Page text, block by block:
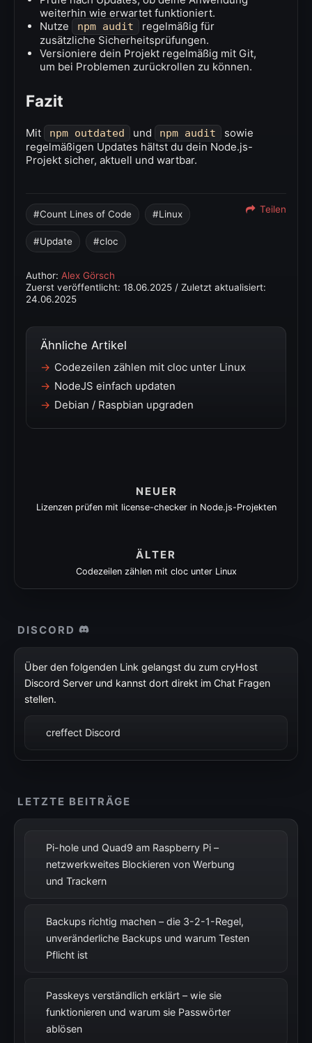
weiterhin wie erwartet funktioniert.
Nutze
npm audit
regelmäßig für
zusätzliche Sicherheitsprüfungen.
Versioniere dein Projekt regelmäßig mit Git,
um bei Problemen zurückrollen zu können.
Fazit
Mit npm outdated und npm audit
sowie
regelmäßigen Updates hältst du dein Node.js-
Projekt sicher, aktuell und wartbar.
Teilen
Count Lines of Code Linux
Update cloc
Author: Alex Görsch
Zuerst veröffentlicht: 18.06.2025 / Zuletzt aktualisiert:
24.06.2025
Ähnliche Artikel
Codezeilen zählen mit cloc unter Linux
NodeJS einfach updaten
Debian / Raspbian upgraden
NEUER
Lizenzen prüfen mit license-checker in Node.js-Projekten
ÄLTER
Codezeilen zählen mit cloc unter Linux
DISCORD
Über den folgenden Link gelangst du zum cryHost
Discord Server und kannst dort direkt im Chat Fragen
stellen.
creffect Discord
LETZTE BEITRÄGE
Pi-hole und Quad9 am Raspberry Pi –
netzwerkweites Blockieren von Werbung
und Trackern
Backups richtig machen – die 3-2-1-Regel,
unveränderliche Backups und warum Testen
Pflicht ist
Passkeys verständlich erklärt – wie sie
funktionieren und warum sie Passwörter
ablösen